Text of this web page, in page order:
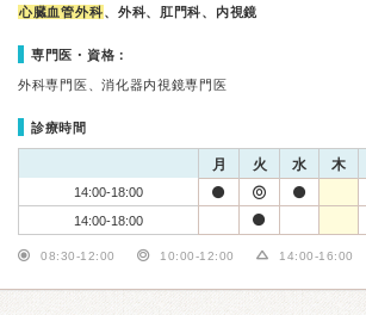
心臓血管外科、外科、肛門科、内視鏡
専門医・資格：
外科専門医、消化器内視鏡専門医
診療時間
月 火 水 木
14:00-18:00
14:00-18:00
08:30-12:00 10:00-12:00 14:00-16:00